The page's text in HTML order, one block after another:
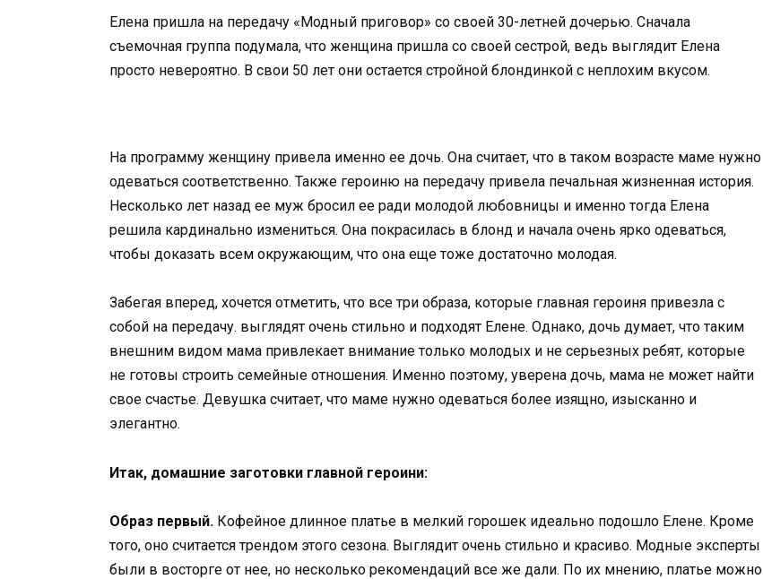
Елена пришла на передачу «Модный приговор» со своей 30-летней дочерью. Сначала
съемочная группа подумала, что женщина пришла со своей сестрой, ведь выглядит Елена
просто невероятно. В свои 50 лет они остается стройной блондинкой с неплохим вкусом.
На программу женщину привела именно ее дочь. Она считает, что в таком возрасте маме нужно
одеваться соответственно. Также героиню на передачу привела печальная жизненная история.
Несколько лет назад ее муж бросил ее ради молодой любовницы и именно тогда Елена
решила кардинально измениться. Она покрасилась в блонд и начала очень ярко одеваться,
чтобы доказать всем окружающим, что она еще тоже достаточно молодая.
Забегая вперед, хочется отметить, что все три образа, которые главная героиня привезла с
собой на передачу. выглядят очень стильно и подходят Елене. Однако, дочь думает, что таким
внешним видом мама привлекает внимание только молодых и не серьезных ребят, которые
не готовы строить семейные отношения. Именно поэтому, уверена дочь, мама не может найти
свое счастье. Девушка считает, что маме нужно одеваться более изящно, изысканно и
элегантно.
Итак, домашние заготовки главной героини:
Образ первый. Кофейное длинное платье в мелкий горошек идеально подошло Елене. Кроме
того, оно считается трендом этого сезона. Выглядит очень стильно и красиво. Модные эксперты
были в восторге от нее, но несколько рекомендаций все же дали. По их мнению, платье можно